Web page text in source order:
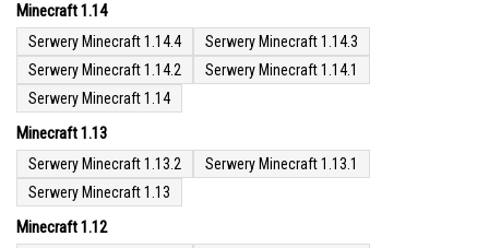
Minecraft 1.14
Serwery Minecraft 1.14.4
Serwery Minecraft 1.14.3
Serwery Minecraft 1.14.2
Serwery Minecraft 1.14.1
Serwery Minecraft 1.14
Minecraft 1.13
Serwery Minecraft 1.13.2
Serwery Minecraft 1.13.1
Serwery Minecraft 1.13
Minecraft 1.12